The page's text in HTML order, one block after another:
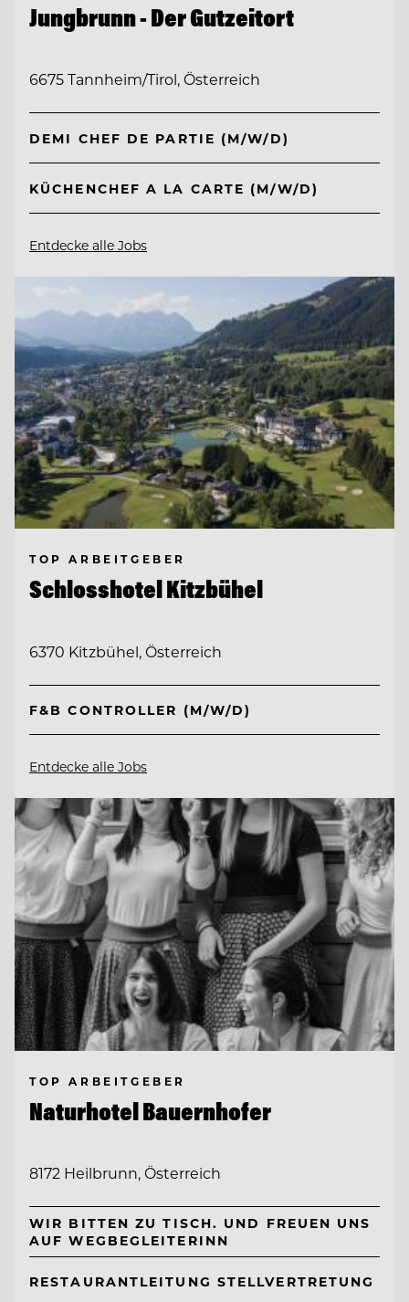
Jungbrunn - Der Gutzeitort
6675 Tannheim/Tirol, Österreich
DEMI CHEF DE PARTIE (M/W/D)
KÜCHENCHEF A LA CARTE (M/W/D)
Entdecke alle Jobs
TOP ARBEITGEBER
Schlosshotel Kitzbühel
6370 Kitzbühel, Österreich
F&B CONTROLLER (M/W/D)
Entdecke alle Jobs
TOP ARBEITGEBER
Naturhotel Bauernhofer
8172 Heilbrunn, Österreich
WIR BITTEN ZU TISCH. UND FREUEN UNS
AUF WEGBEGLEITERINN
RESTAURANTLEITUNG STELLVERTRETUNG